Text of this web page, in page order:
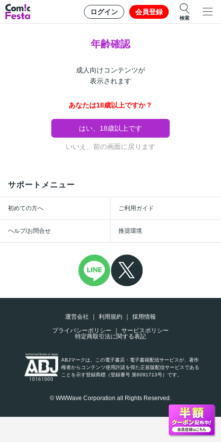
ログイン 会員登録
検索
年齢確認
成人向けコンテンツが
表示されます
あなたは18歳以上ですか？
はい、18歳以上です
いいえ、前の画面に戻ります
サポートメニュー
初めての方へ ご利用ガイド
ヘルプ/お問合せ 推奨環境
運営会社 利用規約
採用情報
プライバシーポリシー
サービスポリシー
特定商取引法に関する表記
ABJマークは、この電子書店・電子書籍配信サービスが、著作
権者からコンテンツ使用許諾を得た正規版配信サービスである
ことを示す登録商標（登録番号 第6091713号）です。
© WWWave Corporation all Rights Reserved.